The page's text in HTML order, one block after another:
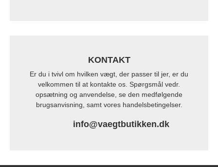
KONTAKT
Er du i tvivl om hvilken vægt, der passer til jer, er du
velkommen til at kontakte os. Spørgsmål vedr.
opsætning og anvendelse, se den medfølgende
brugsanvisning, samt vores handelsbetingelser.
info@vaegtbutikken.dk